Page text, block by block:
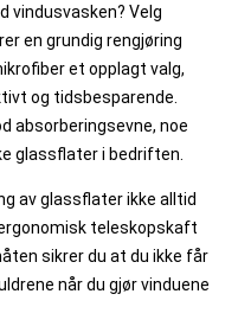
vindusvasken? Velg
en grundig rengjøring
et opplagt valg,
og tidsbesparende.
absorberingsevne, noe
glassflater i bedriften.
av glassflater ikke alltid
teleskopskaft
sikrer du at du ikke får
når du gjør vinduene